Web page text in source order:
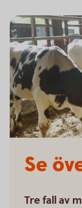
Se
Tre fall av